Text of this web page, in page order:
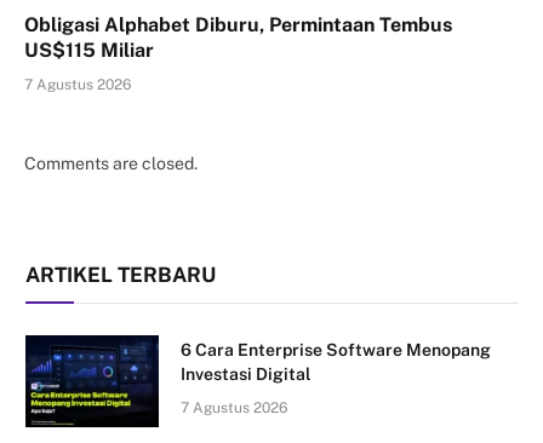
Obligasi Alphabet Diburu, Permintaan Tembus
US$115 Miliar
7 Agustus 2026
Comments are closed.
ARTIKEL TERBARU
6 Cara Enterprise Software Menopang
Investasi Digital
7 Agustus 2026